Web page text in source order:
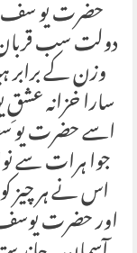
حضرت یو سف
دولت سب
وزن کے
سارا خزانہ عشقِ
اسے حضرت یو
جوا ہرات سے
اس نے ہر چیز
اور حضرت